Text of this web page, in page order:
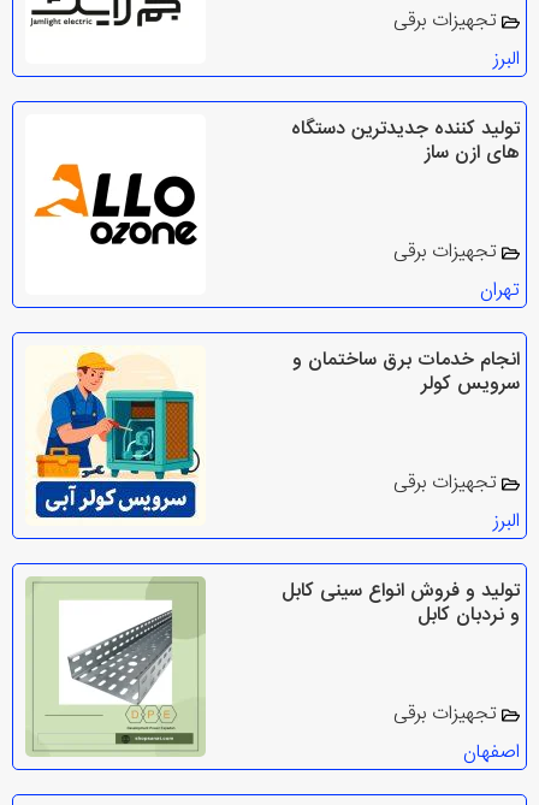
تجهیزات برقی
البرز
تولید کننده جدیدترین دستگاه
های ازن ساز
تجهیزات برقی
تهران
انجام خدمات برق ساختمان و
سرویس کولر
تجهیزات برقی
البرز
تولید و فروش انواع سینی کابل
و نردبان کابل
تجهیزات برقی
اصفهان